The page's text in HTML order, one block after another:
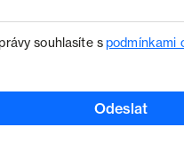
souhlasíte spodmínkami
Odeslat